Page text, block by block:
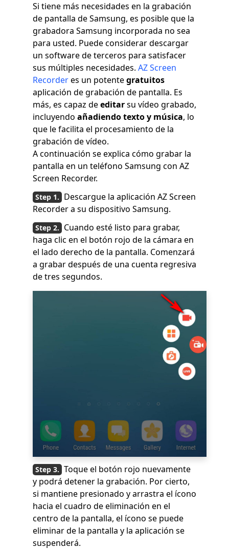
Si tiene más necesidades en la grabación
de pantalla de Samsung, es posible que la
grabadora Samsung incorporada no sea
para usted. Puede considerar descargar
un software de terceros para satisfacer
sus múltiples necesidades. AZ Screen
Recorderes un potentegratuitos
aplicación de grabación de pantalla. Es
más, es capaz deeditarsu vídeo grabado,
incluyendo añadiendo texto y música, lo
que le facilita el procesamiento de la
grabación de vídeo.
A continuación se explica cómo grabar la
pantalla en un teléfono Samsung con AZ
Screen Recorder.
Descargue la aplicación AZ Screen
Recorder a su dispositivo Samsung.
Cuando esté listo para grabar,
haga clic en el botón rojo de la cámara en
el lado derecho de la pantalla. Comenzará
a grabar después de una cuenta regresiva
de tres segundos.
Toque el botón rojo nuevamente
y podrá detener la grabación. Por cierto,
si mantiene presionado y arrastra el ícono
hacia el cuadro de eliminación en el
centro de la pantalla, el ícono se puede
eliminar de la pantalla y la aplicación se
suspenderá.